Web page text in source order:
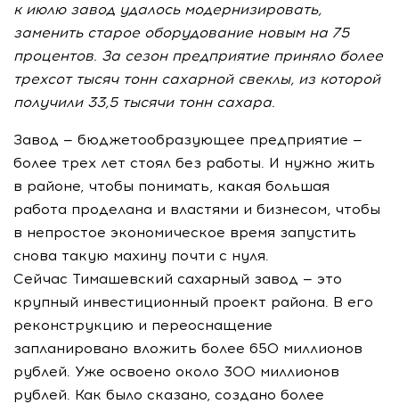
к июлю завод удалось модернизировать,
заменить старое оборудование новым на 75
процентов. За сезон предприятие приняло более
трехсот тысяч тонн сахарной свеклы, из которой
получили 33,5 тысячи тонн сахара.
Завод — бюджетообразующее предприятие —
более трех лет стоял без работы. И нужно жить
в районе, чтобы понимать, какая большая
работа проделана и властями и бизнесом, чтобы
в непростое экономическое время запустить
снова такую махину почти с нуля.
Сейчас Тимашевский сахарный завод — это
крупный инвестиционный проект района. В его
реконструкцию и переоснащение
запланировано вложить более 650 миллионов
рублей. Уже освоено около 300 миллионов
рублей. Как было сказано, создано более